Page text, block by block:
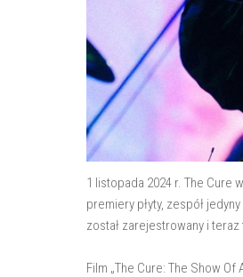
1 listopada 2024 r. The Cure
premiery płyty, zespół
został zarejestrowany i teraz
Film „The Cure: The Show